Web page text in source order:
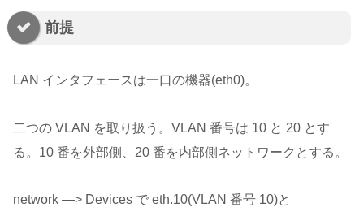
前提
LAN インタフェースは一口の機器(eth0)。
二つの VLAN を取り扱う。VLAN 番号は 10 と 20 とす
る。10 番を外部側、20 番を内部側ネットワークとする。
network —> Devices で eth.10(VLAN 番号 10)と